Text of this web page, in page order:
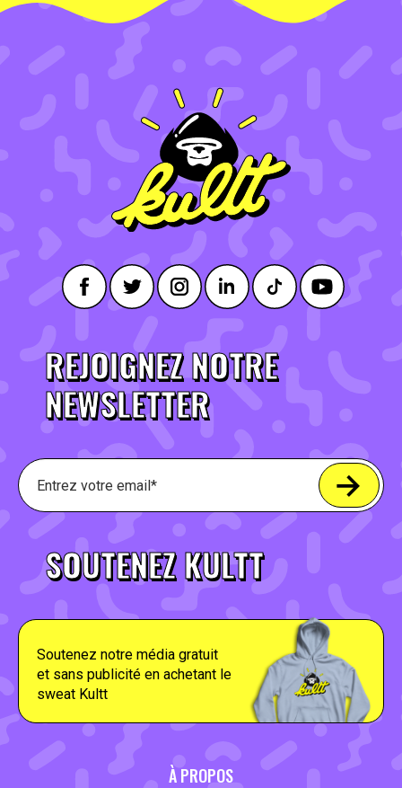
REJOIGNEZ NOTRE
NEWSLETTER
SOUTENEZ KULTT
Soutenez notre média gratuit
et sans publicité en achetant le
sweat Kultt
À PROPOS